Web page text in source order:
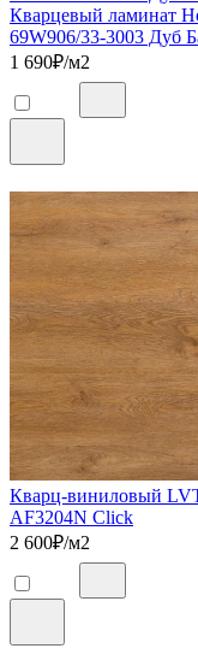
Кварцевый ламинат
69W906/33-3003 Дуб
1 690₽/м2
Кварц-виниловый
AF3204N Click
2 600₽/м2